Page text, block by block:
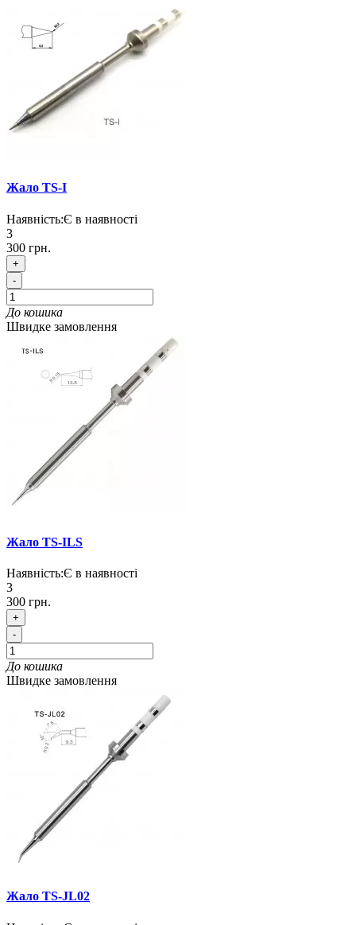
Жало TS-I
Наявність:Є в наявності
3
300 грн.
+
-
До кошика
Швидке замовлення
Жало TS-ILS
Наявність:Є в наявності
3
300 грн.
+
-
До кошика
Швидке замовлення
Жало TS-JL02